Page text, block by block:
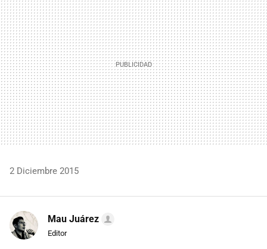
2 Diciembre 2015
Mau Juárez
Editor